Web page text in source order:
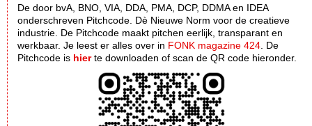
De door bvA, BNO, VIA, DDA, PMA, DCP, DDMA en IDEA
onderschreven Pitchcode. Dè Nieuwe Norm voor de creatieve
industrie. De Pitchcode maakt pitchen eerlijk, transparant en
werkbaar. Je leest er alles over in FONK magazine 424 . De
Pitchcode is hierte downloaden of scan de QR code hieronder.